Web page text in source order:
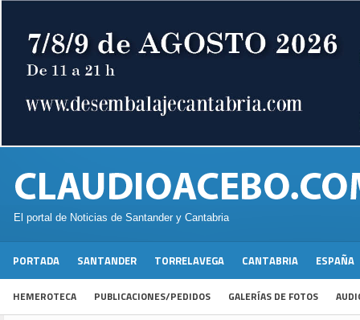
El portal de Noticias de Santander y Cantabria
PORTADA SANTANDER TORRELAVEGA CANTABRIA ESPAÑA
HEMEROTECA PUBLICACIONES/PEDIDOS GALERÍAS DE FOTOS